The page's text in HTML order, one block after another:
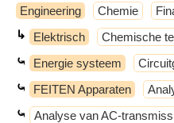
Engineering Chemie
↳ Elektrisch Chemische
⤿ Energie systeem
⤿ FEITEN Apparaten
⤿ Analyse van AC-